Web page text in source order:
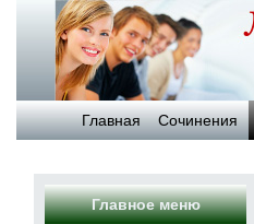
Главная Сочинения
Главное меню